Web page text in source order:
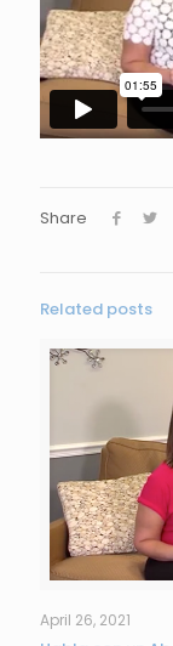
Share
Related posts
April 26, 2021